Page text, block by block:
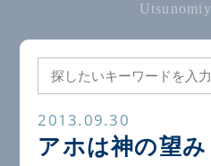
2013.09.30
アホは神の望み